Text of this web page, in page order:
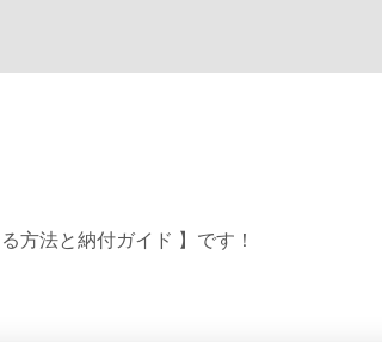
方法と納付ガイド 】 です！